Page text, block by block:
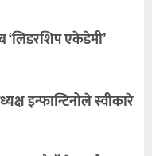
‘लिडरशिप एकेडेमी’
इन्फान्टिनोले स्वीकारे